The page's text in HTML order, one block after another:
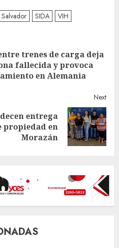
Salvador SIDA VIH
trenes de carga deja
fallecida y provoca
en Alemania
Next
entrega
propiedad en
Morazán